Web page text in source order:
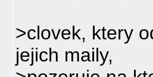
>clovek, ktery
jejich maily,